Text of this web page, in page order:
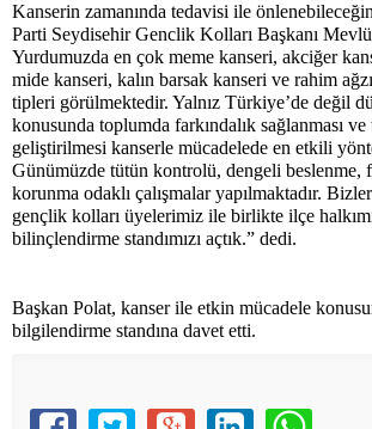
Kanserin zamanında tedavisi ile
Parti Seydisehir Genclik Kolları Başkanı
Yurdumuzda en çok meme kanseri, akciğer
mide kanseri, kalın barsak kanseri ve rahim
tipleri görülmektedir. Yalnız Türkiye’de değil
konusunda toplumda farkındalık sağlanması
geliştirilmesi kanserle mücadelede en etkili
Günümüzde tütün kontrolü, dengeli beslenme,
korunma odaklı çalışmalar yapılmaktadır.
gençlik kolları üyelerimiz ile birlikte ilçe
bilinçlendirme standımızı açtık.” dedi.
Başkan Polat, kanser ile etkin mücadele
bilgilendirme standına davet etti.